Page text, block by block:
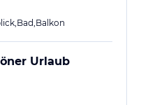
Urlaub